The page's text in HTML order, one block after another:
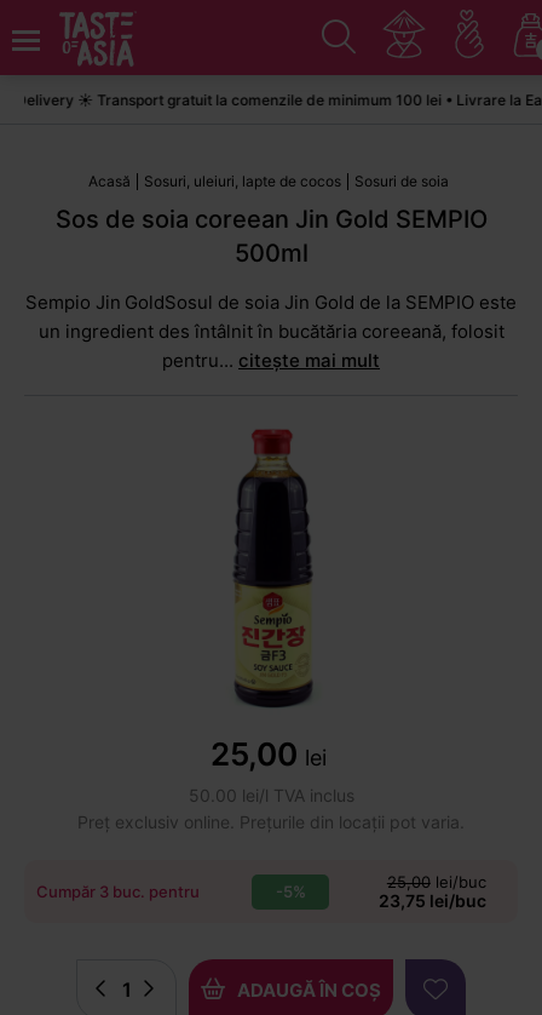
☀️ Transport gratuit la comenzile de minimum 100 lei • Livrare la
Acasă Sosuri, uleiuri, lapte de cocos Sosuri de soia
Sos de soia coreean Jin Gold SEMPIO
500ml
Sempio Jin GoldSosul de soia Jin Gold de la SEMPIO este
un ingredient des întâlnit în bucătăria coreeană, folosit
pentru... citește mai mult
25,00 lei
50.00 lei/l TVA inclus
Preț exclusiv online. Prețurile din locații pot varia.
Cumpăr 3 buc. pentru -5% 25,00lei/buc
23,75 lei/buc
ADAUGĂ ÎN COȘ